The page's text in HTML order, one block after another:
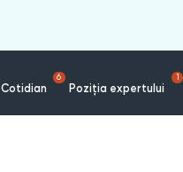
Cotidian
6
Poziția expertului
1